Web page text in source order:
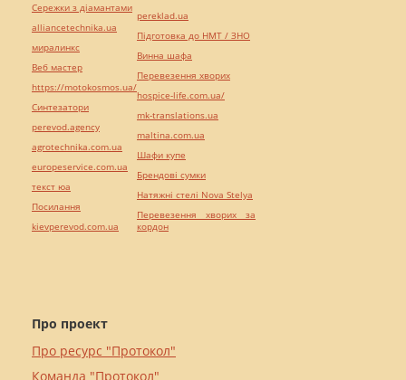
Про проект
Про ресурс "Протокол"
Команда "Протокол"
Сережки з діамантами
alliancetechnika.ua
миралинкс
Веб мастер
https://motokosmos.ua/
Синтезатори
perevod.agency
agrotechnika.com.ua
europeservice.com.ua
текст юа
Посилання
kievperevod.com.ua
pereklad.ua
Підготовка до НМТ / ЗНО
Винна шафа
Перевезення хворих
hospice-life.com.ua/
mk-translations.ua
maltina.com.ua
Шафи купе
Брендові сумки
Натяжні стелі Nova Stelya
Перевезення хворих за
кордон